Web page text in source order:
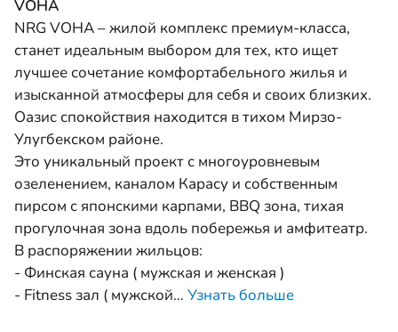
VOHA
NRG VOHA – жилой комплекс премиум-класса,
станет идеальным выбором для тех, кто ищет
лучшее сочетание комфортабельного жилья и
изысканной атмосферы для себя и своих близких.
Оазис спокойствия находится в тихом Мирзо-
Улугбекском районе.
Это уникальный проект с многоуровневым
озеленением, каналом Карасу и собственным
пирсом с японскими карпами, BBQ зона, тихая
прогулочная зона вдоль побережья и амфитеатр.
В распоряжении жильцов:
- Финская сауна ( мужская и женская )
- Fitness зал ( мужской… Узнать больше